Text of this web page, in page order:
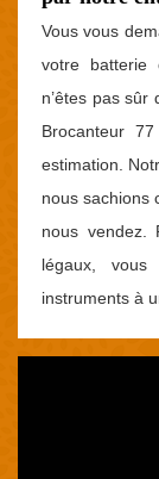
Vous vous
votre batterie
n’êtes pas
Brocanteur
estimation.
nous sachions
nous vendez.
légaux,
instruments à